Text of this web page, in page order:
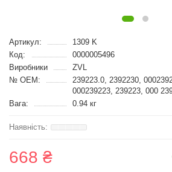
Артикул:
1309 K
Код:
0000005496
Виробники
ZVL
№ OEM:
239223.0, 2392230,
000239223, 239223, 000
Вага:
0.94 кг
668 ₴